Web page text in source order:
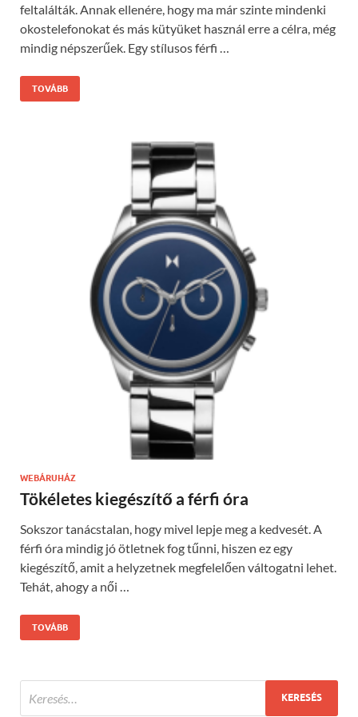
feltalálták. Annak ellenére, hogy ma már szinte mindenki
okostelefonokat és más kütyüket használ erre a célra, még
mindig népszerűek. Egy stílusos férfi …
TOVÁBB
WEBÁRUHÁZ
Tökéletes kiegészítő a férfi óra
Sokszor tanácstalan, hogy mivel lepje meg a kedvesét. A
férfi óra mindig jó ötletnek fog tűnni, hiszen ez egy
kiegészítő, amit a helyzetnek megfelelően váltogatni lehet.
Tehát, ahogy a női …
TOVÁBB